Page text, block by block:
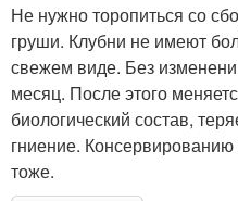
Не нужно торопиться со
груши. Клубни не имеют
свежем виде. Без
месяц. После этого
биологический состав,
гниение.
тоже.